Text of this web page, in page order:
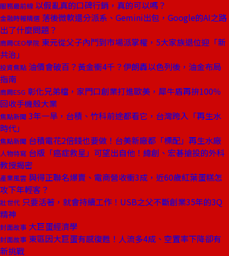
服務最前線 以假亂真的口碑行銷，真的可以嗎？
金融時報精選 落後微軟還分派系、Gemini出包，Google的AI之路
出了什麼問題？
商周CEO學院 東元從父子內鬥到市場派掌權，5大家族退位迎「新
共治」
投資焦點 油價會破百？黃金衝4千？伊朗轟以色列後，油金布局
指南
商周ESG 彰化兄弟檔，家門口創業打進歐美，犀牛盾再拚100％
回收手機殼大業
焦點新聞 3年一旱，台積、竹科前途都看它，台灣跨入「再生水
時代」
焦點新聞 台積電花2倍錢也要做！台美新廠都「標配」再生水廠
人物特寫 台版「癌症救星」可望出自他！緯創、宏碁搶投的外科
教授揭密
產業風雲 與得正聯名爆賣、電商營收衝3成，近60歲紅葉蛋糕怎
攻下年輕客？
壯世代 只要活著，就會持續工作！USB之父不斷創業35年的3Q
精神
封面故事 大巨蛋經濟學
封面故事 東區因大巨蛋有感復甦！人流多4成、空置率下降卻有
新挑戰